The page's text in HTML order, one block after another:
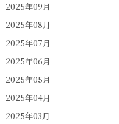
2025年09月
2025年08月
2025年07月
2025年06月
2025年05月
2025年04月
2025年03月